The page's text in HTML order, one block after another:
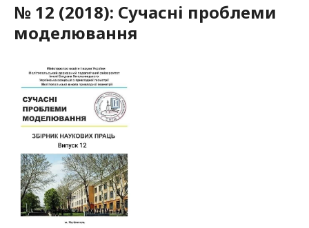
№ 12 (2018): Сучасні проблеми
моделювання